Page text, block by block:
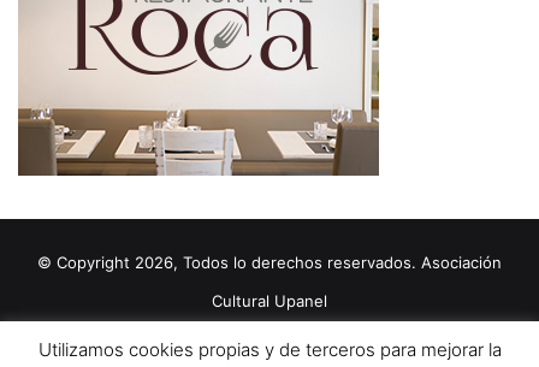
© Copyright 2026, Todos lo derechos reservados. Asociación
Cultural Upanel
Utilizamos cookies propias y de terceros para mejorar la